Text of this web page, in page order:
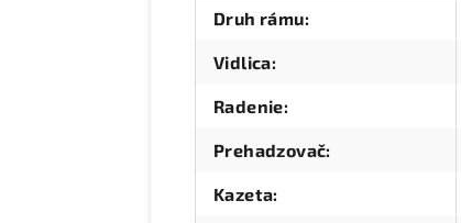
Druh rámu:
Vidlica:
Radenie:
Prehadzovač:
Kazeta: